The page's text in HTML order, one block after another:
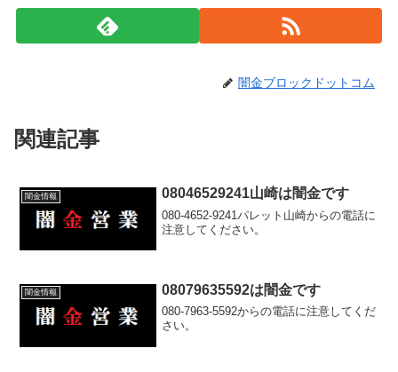
闇金ブロックドットコム
関連記事
闇金情報 08046529241山崎は闇金です
080-4652-9241パレット山崎からの電話に
注意してください。
闇金情報 08079635592は闇金です
080-7963-5592からの電話に注意してくだ
さい。